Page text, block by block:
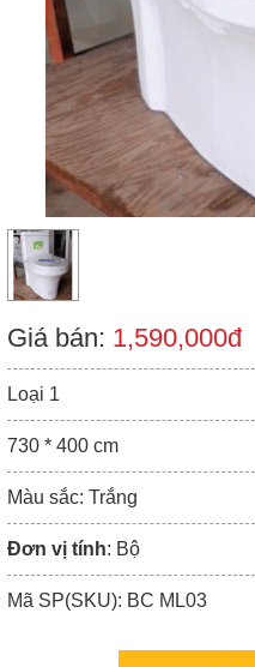
Giá bán: 1,590,000đ
Loại 1
730 * 400 cm
Màu sắc: Trắng
Đơn vị tính: Bộ
Mã SP(SKU): BC ML03